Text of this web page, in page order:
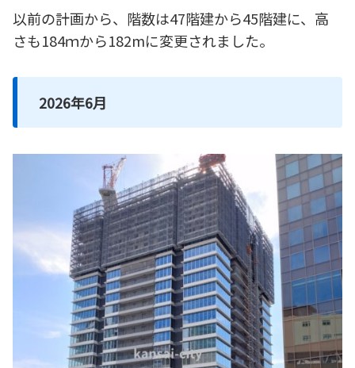
以前の計画から、階数は47階建から45階建に、高
さも184ｍから182mに変更されました。
2026年6月